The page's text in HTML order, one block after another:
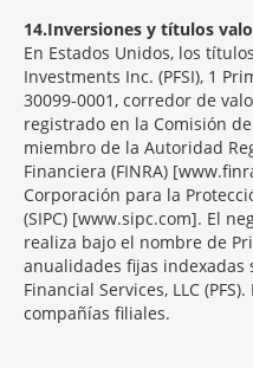
14 Inversiones y títulos
En Estados Unidos, los
Investments Inc. (PFSI), 1
30099-0001, corredor de
registrado en la Comisión
miembro de la Autoridad
Financiera (FINRA)
Corporación para la
(SIPC) [www.sipc.com]. El
realiza bajo el nombre de
anualidades fijas indexadas
Financial Services, LLC
compañías filiales.